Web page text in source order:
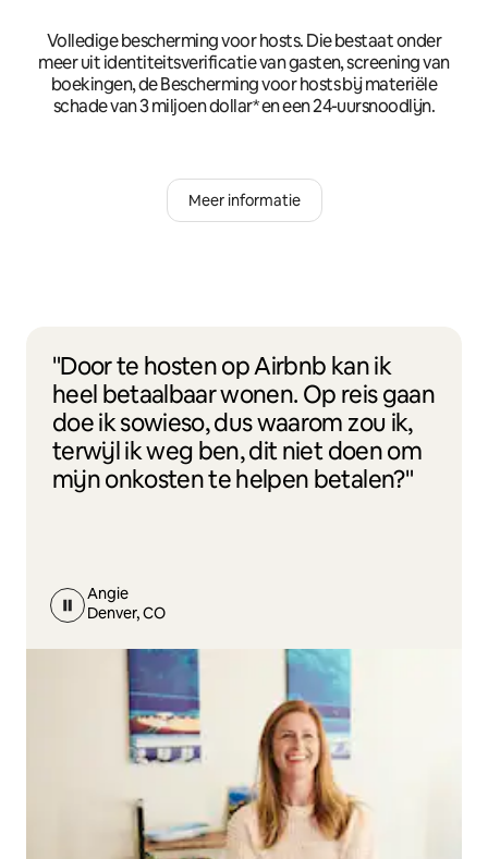
Volledige bescherming voor hosts. Die bestaat onder
meer uit identiteitsverificatie van gasten, screening van
boekingen, de Bescherming voor hosts bij materiële
schade van 3 miljoen dollar* en een 24-uursnoodlijn.
Meer informatie
"Door te hosten op Airbnb kan ik
heel betaalbaar wonen. Op reis gaan
doe ik sowieso, dus waarom zou ik,
terwijl ik weg ben, dit niet doen om
mijn onkosten te helpen betalen?"
Angie
Denver, CO